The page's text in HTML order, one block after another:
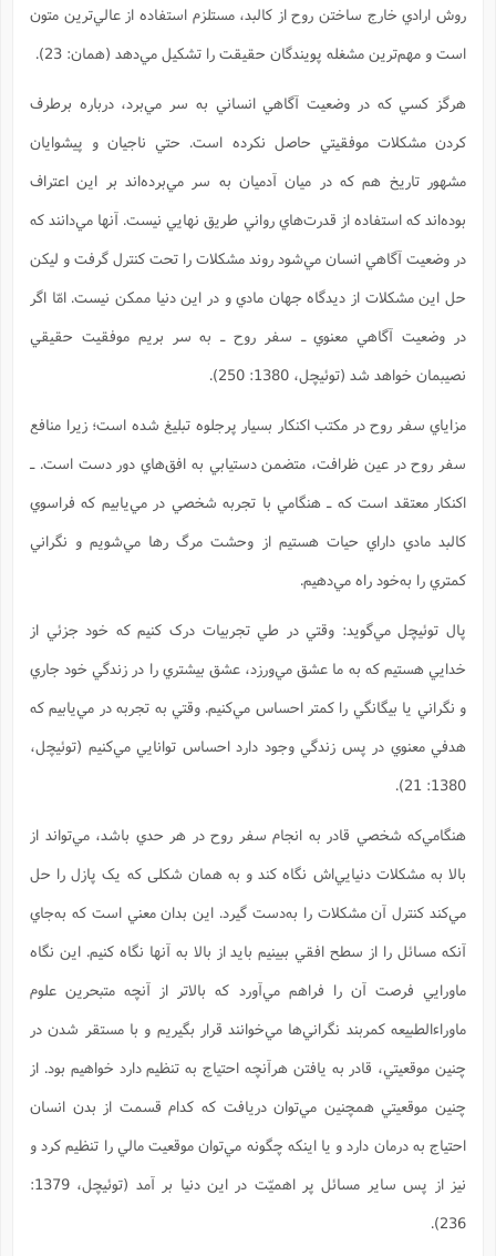
روش ارادي خارج ساختن روح از کالبد، مستلزم استفاده از عالي‌ترين متون
است و مهم‌ترين مشغله پويندگان حقيقت را تشکيل مي‌دهد (همان: 23).
هرگز کسي که در وضعيت آگاهي انساني به سر مي‌برد، درباره برطرف
کردن مشکلات موفقيتي حاصل نکرده است. حتي ناجيان و پيشوايان
مشهور تاريخ هم که در ميان آدميان به سر مي‌برده‌اند بر اين اعتراف
بوده‌اند که استفاده از قدرت‌هاي رواني طريق نهايي نيست. آنها مي‌دانند که
در وضعيت آگاهي انسان مي‌شود روند مشکلات را تحت کنترل گرفت و ليکن
حل اين مشکلات از ديدگاه جهان مادي و در اين دنيا ممکن نيست. امّا اگر
در وضعيت آگاهي معنوي ـ سفر روح ـ به سر بريم موفقيت حقيقي
نصيبمان خواهد شد (توئیچل، 1380: 250).
مزاياي سفر روح در مکتب اکنکار بسيار پر‌جلوه تبليغ شده است؛ زيرا منافع
سفر روح در عين ظرافت، متضمن دستيابي به افق‌هاي دور دست است. ـ
اکنکار معتقد است که ـ هنگامي با تجربه شخصي در مي‌يابيم که فراسوي
کالبد مادي داراي حيات هستيم از وحشت مرگ رها مي‌شويم و نگراني
کمتري را به‌خود راه مي‌دهيم.
پال توئيچل مي‌گويد: وقتي در طي تجربيات درک کنيم که خود جزئي از
خدايي هستيم که به ما عشق مي‌ورزد، عشق بيشتري را در زندگي خود جاري
و نگراني يا بيگانگي را کمتر احساس مي‌کنيم. وقتي به تجربه در مي‌يابيم که
هدفي معنوي در پس زندگي وجود دارد احساس توانايي مي‌کنيم (توئیچل،
1380: 21).
هنگامي‌که شخصي قادر به انجام سفر روح در هر حدي باشد، مي‌تواند از
بالا به مشکلات دنيايي‌اش نگاه کند و به همان شکلی که يک پازل را حل
مي‌کند کنترل آن مشکلات را به‌دست گيرد. اين بدان معني است که به‌جاي
آنکه مسائل را از سطح افقي ببينيم بايد از بالا به آنها نگاه کنيم. اين نگاه
ماورايي فرصت آن را فراهم مي‌آورد که بالاتر از آنچه متبحرين علوم
ماوراءالطبيعه کمربند نگراني‌ها مي‌خوانند قرار بگيريم و با مستقر شدن در
چنين موقعيتي، قادر به يافتن هرآنچه احتياج به تنظيم دارد خواهيم بود. از
چنين موقعيتي همچنين مي‌توان دريافت که کدام قسمت از بدن انسان
احتياج به درمان دارد و يا اينکه چگونه مي‌توان موقعيت مالي را تنظيم کرد و
نيز از پس ساير مسائل پر اهميّت در اين دنيا بر آمد (توئیچل، 1379:
236).